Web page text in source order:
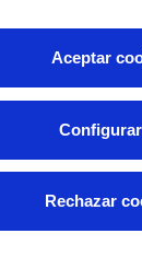
Aceptar
Configurar
Rechazar
anomalías o
Área de clientes